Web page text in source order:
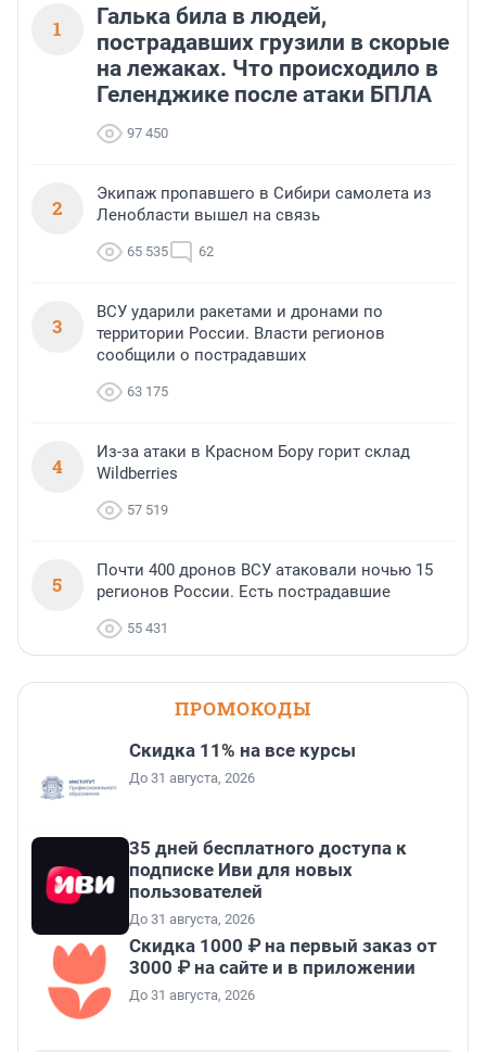
1
Галька била в людей,
пострадавших грузили в скорые
на лежаках. Что происходило в
Геленджике после атаки БПЛА
97 450
2
Экипаж пропавшего в Сибири самолета из
Ленобласти вышел на связь
65 535 62
3
ВСУ ударили ракетами и дронами по
территории России. Власти регионов
сообщили о пострадавших
63 175
4
Из-за атаки в Красном Бору горит склад
Wildberries
57 519
5
Почти 400 дронов ВСУ атаковали ночью 15
регионов России. Есть пострадавшие
55 431
ПРОМОКОДЫ
Скидка 11% на все курсы
До 31 августа, 2026
35 дней бесплатного доступа к
подписке Иви для новых
пользователей
До 31 августа, 2026
Скидка 1000 ₽ на первый заказ от
3000 ₽ на сайте и в приложении
До 31 августа, 2026